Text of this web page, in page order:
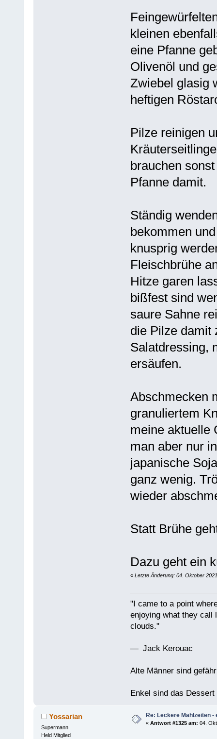
kleinen
eine Pfanne
Olivenöl und
Zwiebel glasig
heftigen
Pilze reinigen
brauchen
Pfanne damit.
Ständig
bekommen
knusprig
Fleischbrühe
Hitze garen
bißfest sind
saure Sahne
die Pilze damit
Salatdressing,
ersäufen.
Abschmecken
granuliertem
meine aktuelle
man aber nur
japanische
ganz wenig.
wieder
Statt Brühe
Dazu geht ein
« Letzte Änderung: 04. Oktober
"I came to a point
enjoying what they call
clouds."
— Jack Kerouac
Alte Männer sind
Enkel sind das Dessert
Yossarian
Supermann
Held Mitglied
Re: Leckere Mahlzeiten -
« Antwort #1325 am: 04.